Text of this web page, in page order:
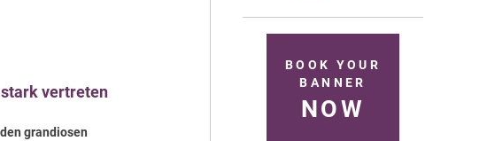
vertreten
grandiosen
BOOK YOUR
BANNER
NOW